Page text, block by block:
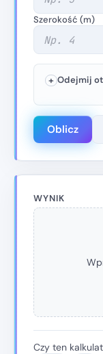
Szerokość (m)
Odejmij
Oblicz
WYNIK
Czy ten